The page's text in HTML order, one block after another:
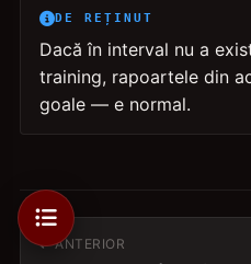
DE REȚINUT
Dacă în interval nu a
training, rapoartele din
goale — e normal.
ANTERIOR